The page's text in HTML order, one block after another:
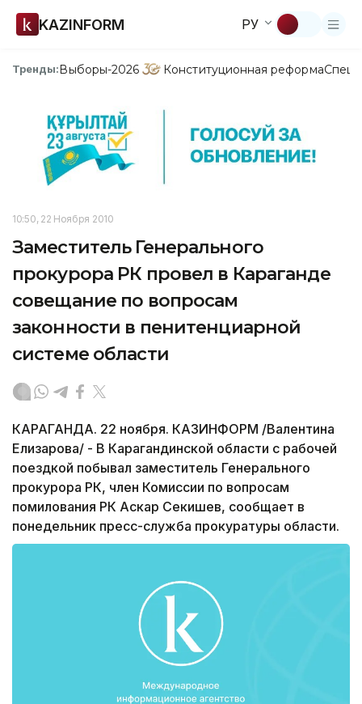
KAZINFORM РУ
Тренды:Выборы-2026 Конституционная реформа
10:50, 22 Ноября 2010
Заместитель Генерального
прокурора РК провел в Караганде
совещание по вопросам
законности в пенитенциарной
системе области
КАРАГАНДА. 22 ноября. КАЗИНФОРМ /Валентина
Елизарова/ - В Карагандинской области с рабочей
поездкой побывал заместитель Генерального
прокурора РК, член Комиссии по вопросам
помилования РК Аскар Секишев, сообщает в
понедельник пресс-служба прокуратуры области.